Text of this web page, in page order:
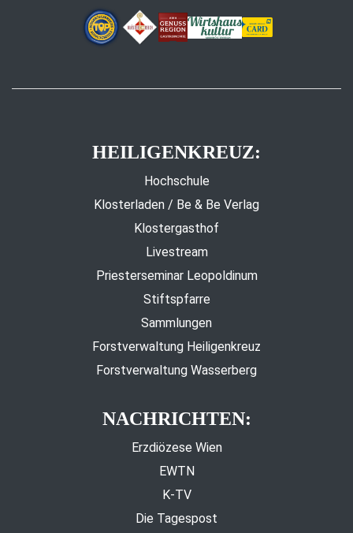
HEILIGENKREUZ:
Hochschule
Klosterladen / Be & Be Verlag
Klostergasthof
Livestream
Priesterseminar Leopoldinum
Stiftspfarre
Sammlungen
Forstverwaltung Heiligenkreuz
Forstverwaltung Wasserberg
NACHRICHTEN:
Erzdiözese Wien
EWTN
K-TV
Die Tagespost